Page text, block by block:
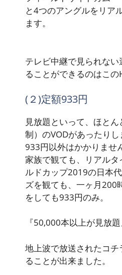
と4つのアングルをリア
ます。
テレビ中継で見られな
ることができるのはこの
(２)定額933円
見放題といって、ほと
制）のVODがあったり
933円以外はかかりませ
家族で観ても、リアル
ルドカップ2019の日本
ズを観ても、一ヶ月200
をしても933円のみ。
『50,000本以上が見放題
地上波で放送されたコ
ることが出来ました。